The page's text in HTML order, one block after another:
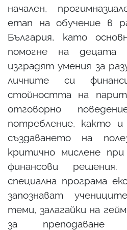
начален,
етап на обучение в
България, като
помогне на
изградят умения за
личните си
стойността на
отговорно
потребление, както
създаването на
критично мислене
финансови
специална програма
запознават
теми, залагайки на
за преподаване